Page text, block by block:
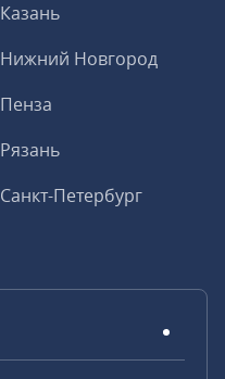
Казань
Нижний Новгород
Пенза
Рязань
Санкт-Петербург